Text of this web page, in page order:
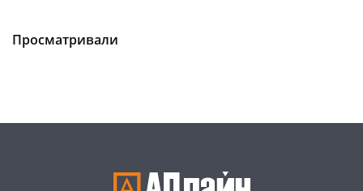
Просматривали